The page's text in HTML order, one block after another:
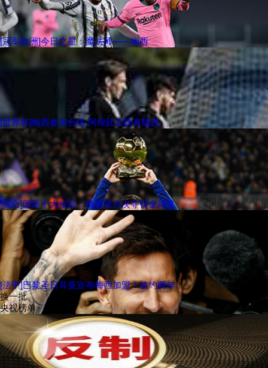
[冠军欧洲]今日之星：魔法师——梅西
[世界杯]梅西参加合练 阿根廷后防有隐患
[综合]国际十大候选：梅西第六次夺得金球奖
[法甲]巴黎圣日耳曼宣布梅西加盟！签约两年
换一批
央视榜单